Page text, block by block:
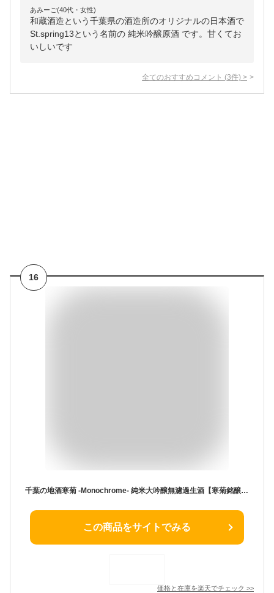
あみーご(40代・女性)
和蔵酒造という千葉県の酒造所のオリジナルの日本酒で
St.spring13という名前の 純米吟醸原酒 です。甘くてお
いしいです
全てのおすすめコメント (3件) >
16
千葉の地酒寒菊 -Monochrome- 純米大吟醸無濾過生酒【寒菊銘醸】1800ml
この商品をサイトでみる
価格と在庫を楽天でチェック >>